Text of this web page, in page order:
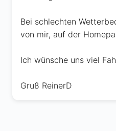
Bei schlechten
von mir, auf der
Ich wünsche uns viel
Gruß ReinerD